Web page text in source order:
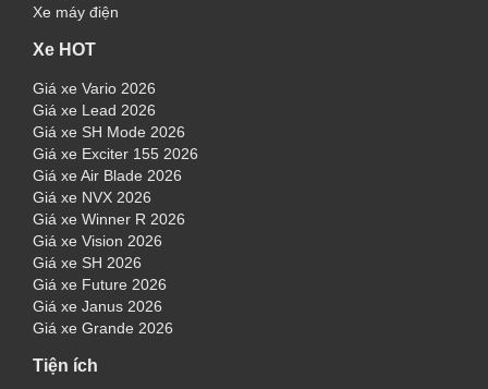
Xe máy điện
Xe HOT
Giá xe Vario 2026
Giá xe Lead 2026
Giá xe SH Mode 2026
Giá xe Exciter 155 2026
Giá xe Air Blade 2026
Giá xe NVX 2026
Giá xe Winner R 2026
Giá xe Vision 2026
Giá xe SH 2026
Giá xe Future 2026
Giá xe Janus 2026
Giá xe Grande 2026
Tiện ích